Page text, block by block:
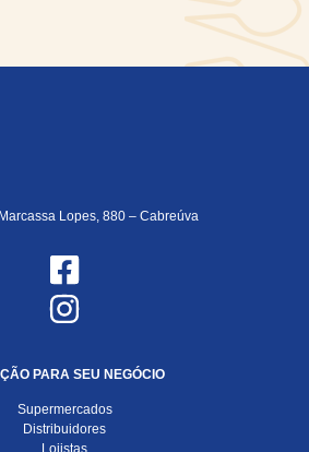
Lopes, 880 – Cabreúva
PARA SEU NEGÓCIO
Supermercados
Distribuidores
Lojistas